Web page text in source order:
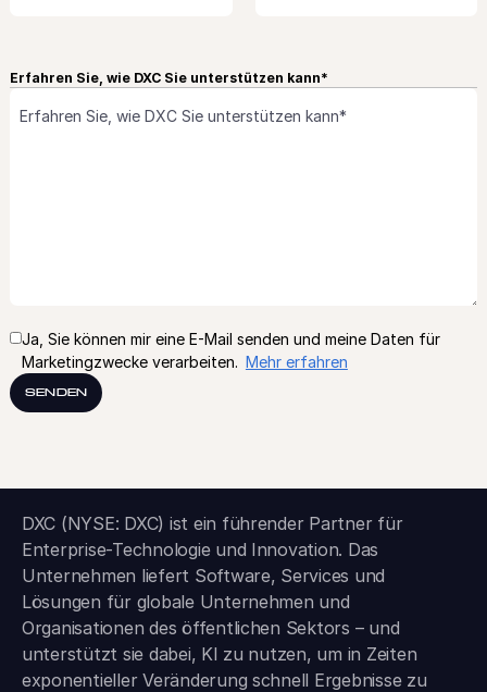
Erfahren Sie, wie DXC Sie unterstützen kann*
Ja, Sie können mir eine E-Mail senden und meine Daten für
Marketingzwecke verarbeiten. Mehr erfahren
SENDEN
DXC (NYSE: DXC) ist ein führender Partner für
Enterprise-Technologie und Innovation. Das
Unternehmen liefert Software, Services und
Lösungen für globale Unternehmen und
Organisationen des öffentlichen Sektors – und
unterstützt sie dabei, KI zu nutzen, um in Zeiten
exponentieller Veränderung schnell Ergebnisse zu